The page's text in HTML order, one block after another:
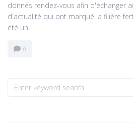
donnés rendez-vous afin d'échanger
d'actualité qui ont marqué la filière
été un...
0